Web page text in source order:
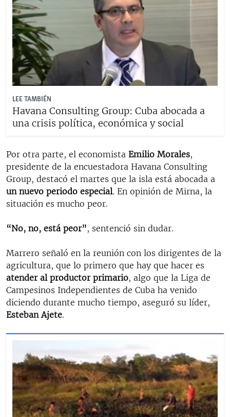
LEE TAMBIÉN
Havana Consulting Group: Cuba abocada a
una crisis política, económica y social
Por otra parte, el economista Emilio Morales,
presidente de la encuestadora Havana Consulting
Group, destacó el martes que la isla está abocada a
un nuevo periodo especial. En opinión de Mirna, la
situación es mucho peor.
“No, no, está peor”, sentenció sin dudar.
Marrero señaló en la reunión con los dirigentes de la
agricultura, que lo primero que hay que hacer es
atender al productor primario, algo que la Liga de
Campesinos Independientes de Cuba ha venido
diciendo durante mucho tiempo, aseguró su líder,
Esteban Ajete.